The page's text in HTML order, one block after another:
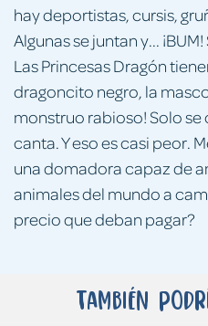
hay deportistas, cursis,
Algunas se juntan y...
Las Princesas Dragón
dragoncito negro, la
monstruo rabioso! Solo
canta. Y eso es casi peor.
una domadora capaz de
animales del mundo a
precio que deban pagar?
También